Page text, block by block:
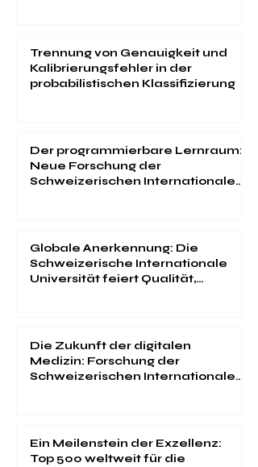
Trennung von Genauigkeit und
Kalibrierungsfehler in der
probabilistischen Klassifizierung
Der programmierbare Lernraum:
Neue Forschung der
Schweizerischen Internationalen
Globale Anerkennung: Die
Schweizerische Internationale
Universität feiert Qualität,
Die Zukunft der digitalen
Medizin: Forschung der
Schweizerischen Internationalen
Ein Meilenstein der Exzellenz:
Top 500 weltweit für die